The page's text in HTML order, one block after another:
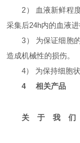
2） 血液新鲜程
采集后24h内的血液进
3） 为保证细胞
造成机械性的损伤。
4） 为保持细胞
4 相关产品
关 于 我 们